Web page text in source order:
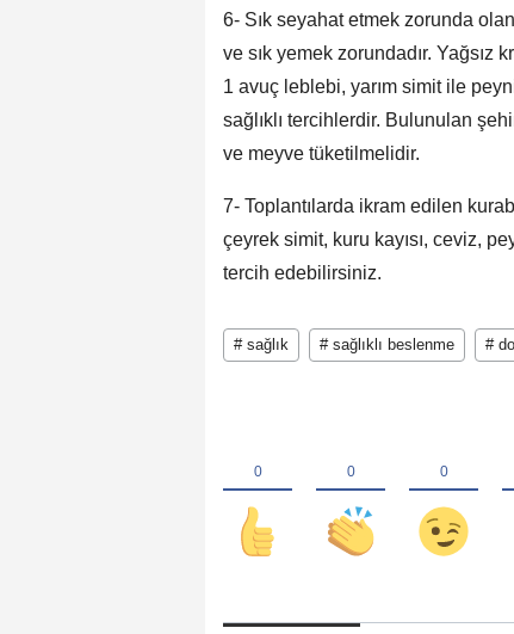
6- Sık seyahat etmek zorunda
ve sık yemek zorundadır. Yağsız
1 avuç leblebi, yarım simit ile
sağlıklı tercihlerdir. Bulunulan
ve meyve tüketilmelidir.
7- Toplantılarda ikram edilen
çeyrek simit, kuru kayısı, ceviz,
tercih edebilirsiniz.
# sağlık # sağlıklı beslenme #